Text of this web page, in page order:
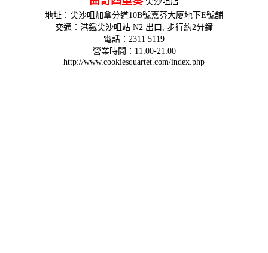
地址：尖沙咀加拿分道10B號嘉芬大廈地下E號舖
交通：港鐵尖沙咀站 N2 出口, 步行約2分鐘
電話：2311 5119
營業時間：11:00-21:00
http://www.cookiesquartet.com/index.php